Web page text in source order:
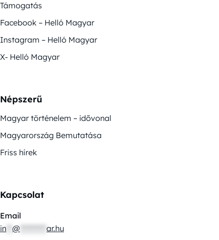
Támogatás
Facebook – Helló Magyar
Instagram – Helló Magyar
X- Helló Magyar
Népszerű
Magyar történelem – idővonal
Magyarország Bemutatása
Friss hírek
Kapcsolat
Email
in @ ar.hu